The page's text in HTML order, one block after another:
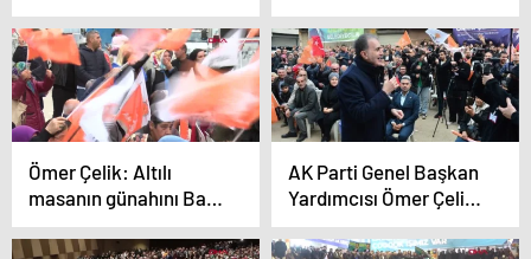
geçirmek tek
gündemleri
İttifakı Türkiye’nin
bekası teması üzerine
kuruldu
Ömer Çelik: Altılı
masanın günahını Bay
Kemal’e yıktılar
AK Parti Genel Başkan
Yardımcısı Ömer Çelik:
Altılı masanın günahını
Bay Kemal’e yıktılar